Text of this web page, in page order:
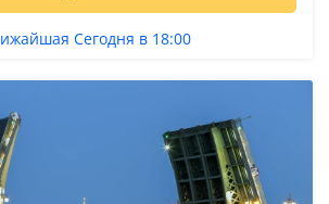
Сегодня в 18:00